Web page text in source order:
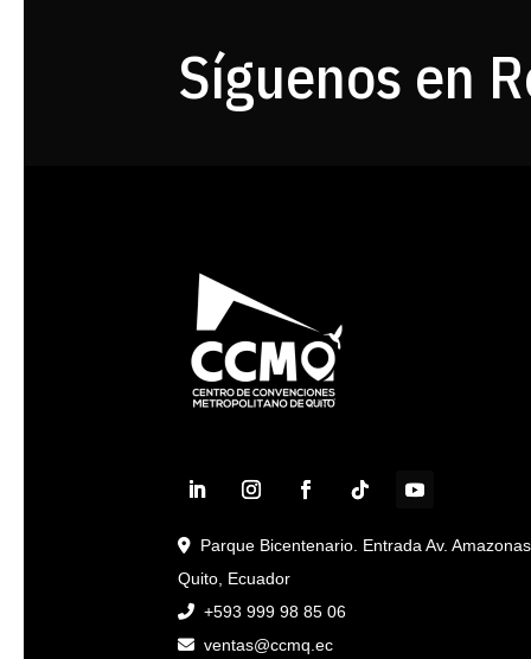
Síguenos en
Parque Bicentenario. Entrada Av.
Quito, Ecuador
+593 999 98 85 06
ventas@ccmq.ec